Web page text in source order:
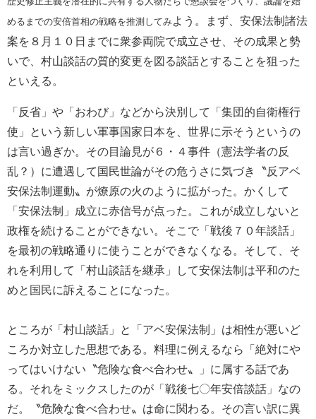
めるまでの安倍首相の戦略を推測してみよう。まず、安保法制諸法
案を８月１０日までに衆参両院で成立させ、その成果と勢
いで、村山談話の質的変更を図る談話とすることを狙った
といえる。
「反省」や「おわび」などから決別して「集団的自衛権行
使」という新しい軍事国家日本を、世界に示そうというの
は言い過ぎか。その目論見が６・４事件（憲法学者の反
乱？）に遭遇して国民世論がその危うさに気づき〝反アベ
安保法制運動〟が燎原の火のように拡がった。かくして
「安保法制」成立に赤信号が点った。これが成立しないと
政権を続けることができない。そこで「戦後７０年談話」
を最初の戦略通りに使うことができなくなる。そして、そ
れを利用して「村山談話を継承」して安保法制は平和のた
めと国民に訴えることになった。
ところが「村山談話」と「アベ安保法制」は相性が悪いど
ころか対立した思想である。料理に例えるなら「絶対にや
ってはいけない〝危険な食べ合わせ〟」に属する話であ
る。それをミックスしたのが「戦後七〇年安倍談話」なの
だ。〝危険な食べ合わせ〟は命に関わる。その言い訳に異